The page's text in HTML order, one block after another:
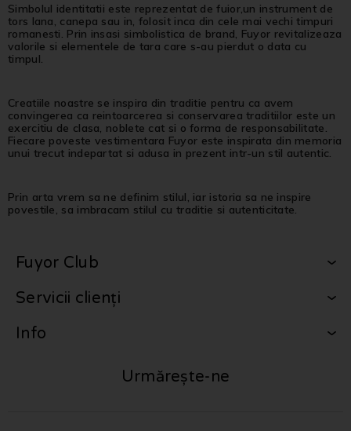
Simbolul identitatii este reprezentat de fuior,un instrument de
tors lana, canepa sau in, folosit inca din cele mai vechi timpuri
romanesti. Prin insasi simbolistica de brand, Fuyor revitalizeaza
valorile si elementele de tara care s-au pierdut o data cu
timpul.
Creatiile noastre se inspira din traditie pentru ca avem
convingerea ca reintoarcerea si conservarea traditiilor este un
exercitiu de clasa, noblete cat si o forma de responsabilitate.
Fiecare poveste vestimentara Fuyor este inspirata din memoria
unui trecut indepartat si adusa in prezent intr-un stil autentic.
Prin arta vrem sa ne definim stilul, iar istoria sa ne inspire
povestile, sa imbracam stilul cu traditie si autenticitate.
Fuyor Club
Servicii clienți
Info
Urmărește-ne